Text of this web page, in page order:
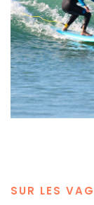
SUR LES